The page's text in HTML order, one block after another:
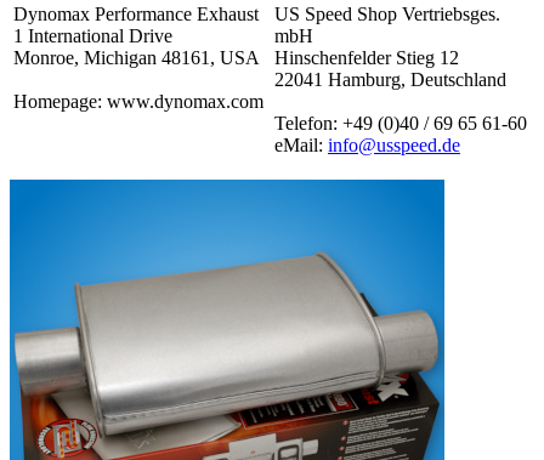
Dynomax Performance Exhaust
1 International Drive
Monroe, Michigan 48161, USA
Homepage: www.dynomax.com
US Speed Shop Vertriebsges.
mbH
Hinschenfelder Stieg 12
22041 Hamburg, Deutschland
Telefon: +49 (0)40 / 69 65 61-60
eMail: info@usspeed.de